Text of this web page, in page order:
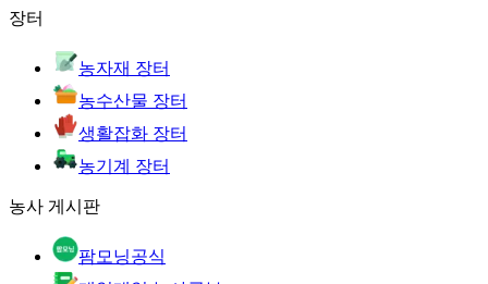
장터
농자재 장터
농수산물 장터
생활잡화 장터
농기계 장터
농사 게시판
팜모닝공식